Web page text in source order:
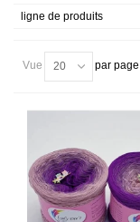
ligne de produits
Vue 20 par page